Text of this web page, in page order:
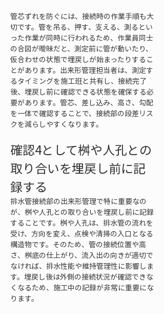
管芯ずれを防ぐには、接続時の作業手順も大
切です。管を吊る、押す、支える、測るとい
った作業が同時に行われるため、作業員同士
の合図が曖昧だと、測定前に管が動いたり、
仮合わせの状態で埋戻しが始まったりするこ
とがあります。出来形管理担当者は、測定す
るタイミングを施工班と共有し、接続完了
後、埋戻し前に確認できる状態を確保する必
要があります。管芯、差し込み、高さ、勾配
を一体で確認することで、接続部の段差リス
クを減らしやすくなります。
確認4として桝や人孔との
取り合いを埋戻し前に記
録する
排水管接続部の出来形管理で特に重要なの
が、桝や人孔との取り合いを埋戻し前に記録
することです。桝や人孔は、排水管の流れを
受け、方向を変え、点検や清掃の入口となる
構造物です。そのため、管の接続位置や高
さ、桝底の仕上がり、流入出の向きが適切で
なければ、排水性能や維持管理性に影響しま
す。埋戻し後は外側の接続状況が確認できな
くなるため、施工中の記録が非常に重要にな
ります。